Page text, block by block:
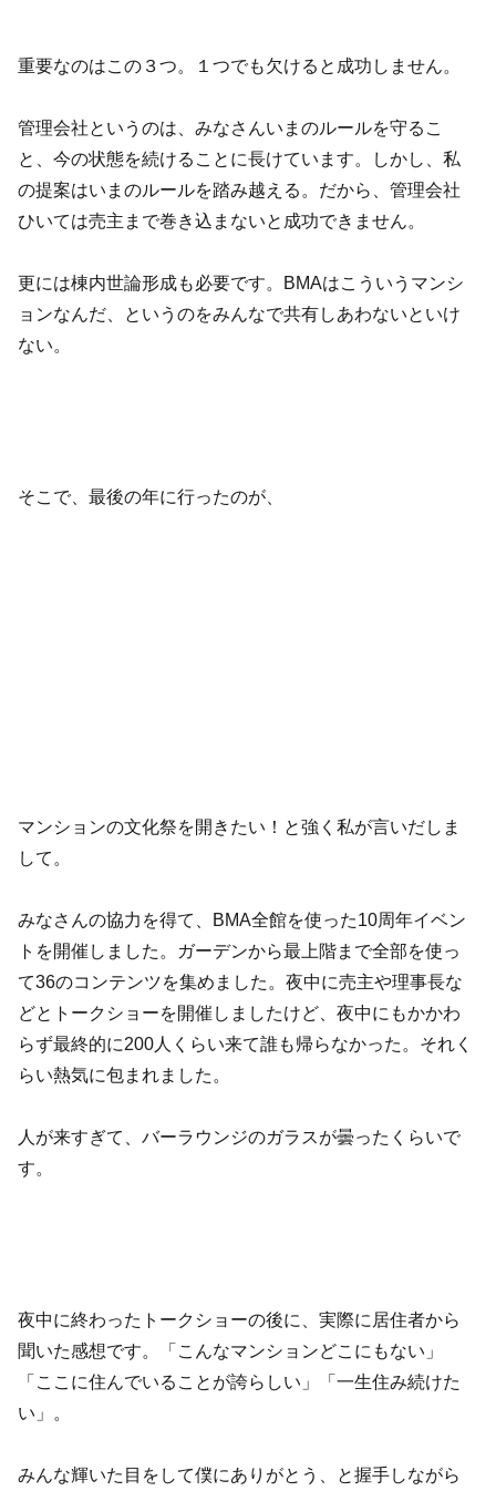
重要なのはこの３つ。１つでも欠けると成功しません。
管理会社というのは、みなさんいまのルールを守るこ
と、今の状態を続けることに長けています。しかし、私
の提案はいまのルールを踏み越える。だから、管理会社
ひいては売主まで巻き込まないと成功できません。
更には棟内世論形成も必要です。BMAはこういうマンシ
ョンなんだ、というのをみんなで共有しあわないといけ
ない。
そこで、最後の年に行ったのが、
マンションの文化祭を開きたい！と強く私が言いだしま
して。
みなさんの協力を得て、BMA全館を使った10周年イベン
トを開催しました。ガーデンから最上階まで全部を使っ
て36のコンテンツを集めました。夜中に売主や理事長な
どとトークショーを開催しましたけど、夜中にもかかわ
らず最終的に200人くらい来て誰も帰らなかった。それく
らい熱気に包まれました。
人が来すぎて、バーラウンジのガラスが曇ったくらいで
す。
夜中に終わったトークショーの後に、実際に居住者から
聞いた感想です。「こんなマンションどこにもない」
「ここに住んでいることが誇らしい」「一生住み続けた
い」。
みんな輝いた目をして僕にありがとう、と握手しながら